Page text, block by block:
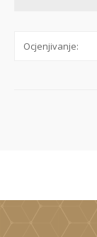
Ocjenjivanje: